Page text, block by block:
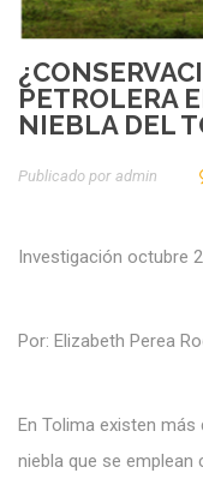
PETROLERA
NIEBLA DEL
Publicado por Admin
Investigación octubre
Por: Elizabeth Perea
En Tolima existen
niebla que se